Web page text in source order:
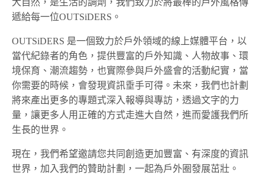
大自然，是生活的調劑，我們致力於將最棒的戶外風格傳
遞給每一位OUTSiDERS。
OUTSiDERS 是一個致力於戶外領域的線上媒體平台，以
當代紀錄者的角色，提供豐富的戶外知識、人物故事、環
境保育、潮流趨勢，也實際參與戶外盛會的活動紀實，當
你需要的時候，會發現資訊垂手可得。未來，我們也計劃
將來產出更多的專題式深入報導與專訪，透過文字的力
量，讓更多人用正確的方式走進大自然，進而愛護我們所
生長的世界。
現在，我們希望邀請您共同創造更加豐富、有深度的資訊
世界，加入我們的贊助計劃，一起為戶外圈發展茁壯。